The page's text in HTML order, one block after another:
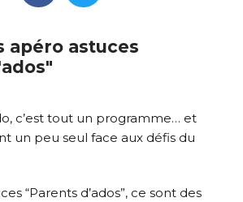
apéro astuces
c’est tout un programme… et
un peu seul face aux défis du
“Parents d’ados”, ce sont des